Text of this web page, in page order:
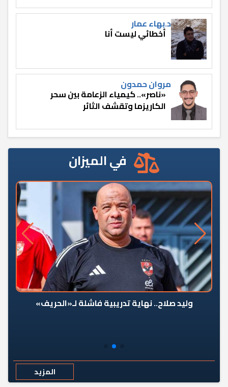
د.بهاء عمار
أخطائي ليست أنا
مروان حمدون
«ناصر».. كيمياء الزعامة بين سحر
الكاريزما وتقشف الثائر
في الميزان
وليد صلاح.. نهاية تدريبية فاشلة لـ«الحريف»
المزيد